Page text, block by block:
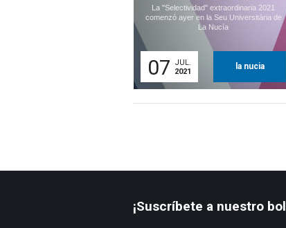
La "Selectividad" extraordinaria 2021
comenzó ayer en la Seu Universitària de
La Nucía
07
JUL.
2021
la nucia
¡Suscríbete a nuestro